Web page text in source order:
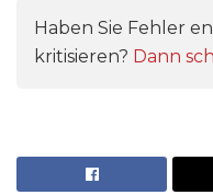
Haben Sie Fehler
kritisieren? Dann